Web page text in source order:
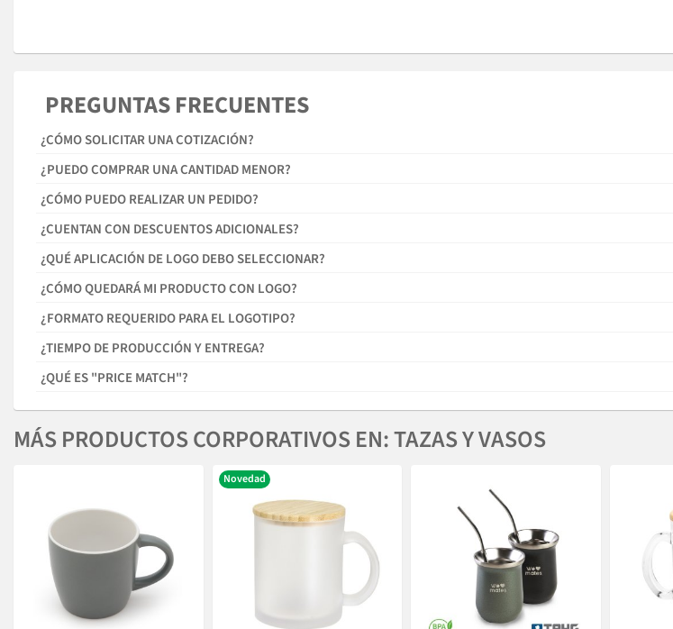
PREGUNTAS FRECUENTES
¿CÓMO SOLICITAR UNA COTIZACIÓN?
¿PUEDO COMPRAR UNA CANTIDAD MENOR?
¿CÓMO PUEDO REALIZAR UN PEDIDO?
¿CUENTAN CON DESCUENTOS ADICIONALES?
¿QUÉ APLICACIÓN DE LOGO DEBO SELECCIONAR?
¿CÓMO QUEDARÁ MI PRODUCTO CON LOGO?
¿FORMATO REQUERIDO PARA EL LOGOTIPO?
¿TIEMPO DE PRODUCCIÓN Y ENTREGA?
¿QUÉ ES "PRICE MATCH"?
MÁS PRODUCTOS CORPORATIVOS EN: TAZAS Y VASOS
Novedad